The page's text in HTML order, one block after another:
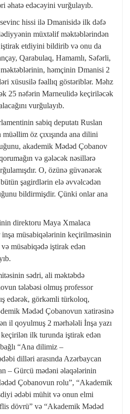
əhatə edəcəyini vurğulayıb.
hissi ilə Dmanisidə ilk dəfə
müxtəlif məktəblərindən
etdiyini bildirib və onu da
Qarabulaq, Hamamlı, Səfərli,
həmçinin Dmanisi 2
xüsusilə fəallıq göstəriblər. Məhz
25 nəfərin Marneulidə keçiriləcək
vurğulayıb.
sabiq deputatı Ruslan
öz çıxışında ana dilini
akademik Mədəd Çobanov
və gələcək nəsillərə
O, özünə güvənərək
şagirdlərin elə əvvəlcədən
bildirmişdir. Çünki onlar ana
direktoru Maya Xmalaca
inşa müsabiqələrinin keçirilməsinin
müsabiqədə iştirak edən
sədri, ali məktəbdə
tələbəsi olmuş professor
edərək, görkəmli türkoloq,
Mədəd Çobanovun xatirəsinə
il qoyulmuş 2 mərhələli İnşa yazı
ilk turunda iştirak edən
“Ana dilimiz –
dilləri arasında Azərbaycan
– Gürcü mədəni əlaqələrinin
Çobanovun rolu”, “Akademik
ədəbi mühit və onun elmi
dövrü” və “Akademik Mədəd